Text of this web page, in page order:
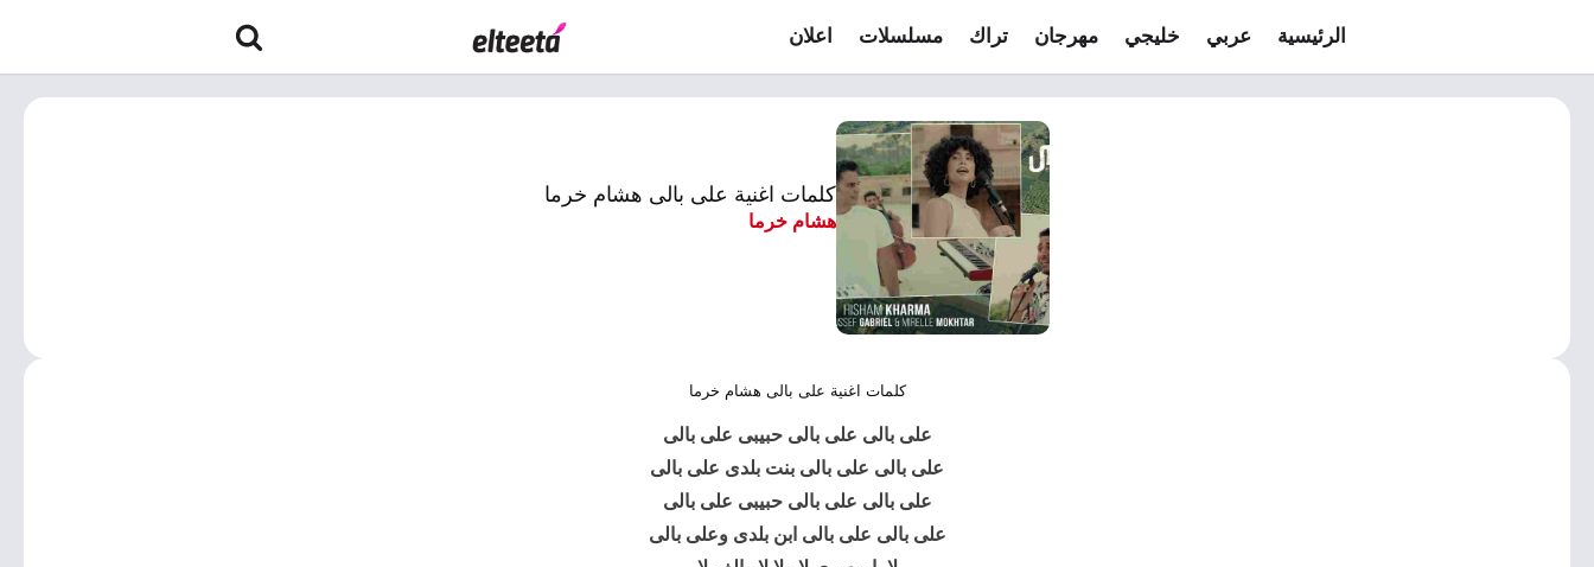
الرئيسية عربي خليجي مهرجان تراك مسلسلات اعلان
كلمات اغنية على بالى هشام خرما
هشام خرما
كلمات اغنية على بالى هشام خرما
على بالى على بالى حبيبى على بالى
على بالى على بالى بنت بلدى على بالى
على بالى على بالى حبيبى على بالى
على بالى على بالى ابن بلدى وعلى بالى